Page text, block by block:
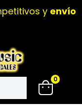
y envío
0